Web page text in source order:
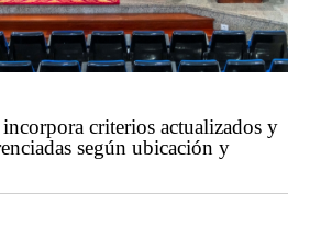
criterios actualizados y
según ubicación y